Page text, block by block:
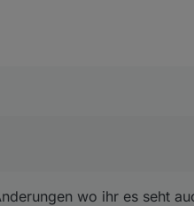
wo ihr es seht